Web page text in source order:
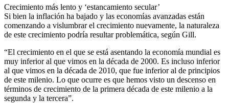
Crecimiento más lento y ‘estancamiento secular’
Si bien la inflación ha bajado y las economías avanzadas están
comenzando a vislumbrar el crecimiento nuevamente, la naturaleza
de este crecimiento podría resultar problemática, según Gill.
“El crecimiento en el que se está asentando la economía mundial es
muy inferior al que vimos en la década de 2000. Es incluso inferior
al que vimos en la década de 2010, que fue inferior al de principios
de este milenio. Lo que ocurre es que hemos visto un descenso en
términos de crecimiento de la primera década de este milenio a la
segunda y la tercera”.